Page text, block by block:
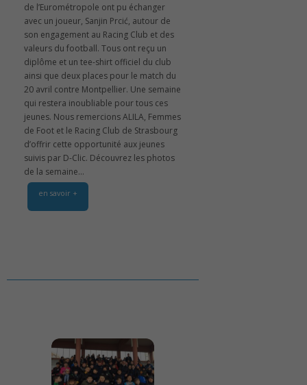
de l’Eurométropole ont pu échanger
avec un joueur, Sanjin Prcić, autour de
son engagement au Racing Club et des
valeurs du football. Tous ont reçu un
diplôme et un tee-shirt officiel du club
ainsi que deux places pour le match du
20 avril contre Montpellier. Une semaine
qui restera inoubliable pour tous ces
jeunes. Nous remercions ALILA, Femmes
de Foot et le Racing Club de Strasbourg
d’offrir cette opportunité aux jeunes
suivis par D-Clic. Découvrez les photos
de la semaine...
en savoir +